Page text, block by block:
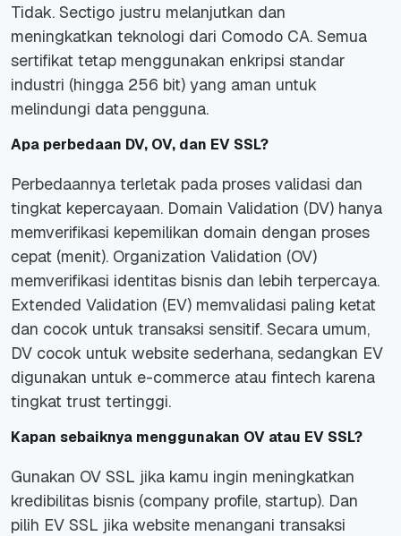
Tidak. Sectigo justru melanjutkan dan
meningkatkan teknologi dari Comodo CA. Semua
sertifikat tetap menggunakan enkripsi standar
industri (hingga 256 bit) yang aman untuk
melindungi data pengguna.
Apa perbedaan DV, OV, dan EV SSL?
Perbedaannya terletak pada proses validasi dan
tingkat kepercayaan. Domain Validation (DV) hanya
memverifikasi kepemilikan domain dengan proses
cepat (menit). Organization Validation (OV)
memverifikasi identitas bisnis dan lebih terpercaya.
Extended Validation (EV) memvalidasi paling ketat
dan cocok untuk transaksi sensitif. Secara umum,
DV cocok untuk website sederhana, sedangkan EV
digunakan untuk e-commerce atau fintech karena
tingkat trust tertinggi.
Kapan sebaiknya menggunakan OV atau EV SSL?
Gunakan OV SSL jika kamu ingin meningkatkan
kredibilitas bisnis (company profile, startup). Dan
pilih EV SSL jika website menangani transaksi